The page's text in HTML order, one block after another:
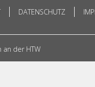
DATENSCHUTZ
der HTW